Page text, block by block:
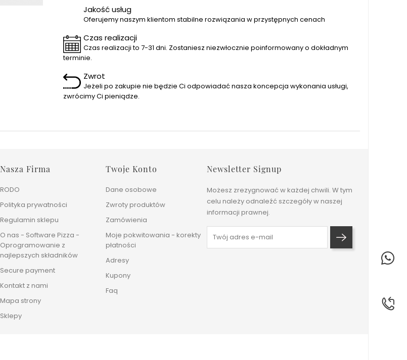
Jakość usług
Oferujemy naszym klientom stabilne rozwiązania w przystępnych cenach
Czas realizacji
Czas realizacji to 7-31 dni. Zostaniesz niezwłocznie poinformowany o dokładnym
terminie.
Zwrot
Jeżeli po zakupie nie będzie Ci odpowiadać nasza koncepcja wykonania usługi,
zwrócimy Ci pieniądze.
Nasza Firma
RODO
Polityka prywatności
Regulamin sklepu
O nas - Software Pizza -
Oprogramowanie z
najlepszych składników
Secure payment
Kontakt z nami
Mapa strony
Sklepy
Twoje Konto
Dane osobowe
Zwroty produktów
Zamówienia
Moje pokwitowania - korekty
płatności
Adresy
Kupony
Faq
Newsletter Signup
Możesz zrezygnować w każdej chwili. W tym
celu należy odnaleźć szczegóły w naszej
informacji prawnej.